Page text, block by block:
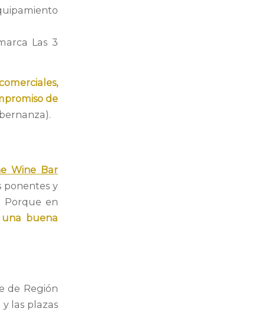
Las 3
de
Wine Bar
ponentes y
Porque en
buena
de Región
las plazas